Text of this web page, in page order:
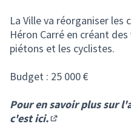
La Ville va réorganiser
Héron Carré en créant
piétons et les cyclistes.
Budget : 25 000 €
Pour en savoir plus sur
c'est ici.